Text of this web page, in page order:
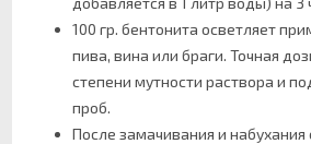
100 гр. бентонита осветляет
пива, вина или браги. Точная
степени мутности раствора и
проб.
После замачивания и